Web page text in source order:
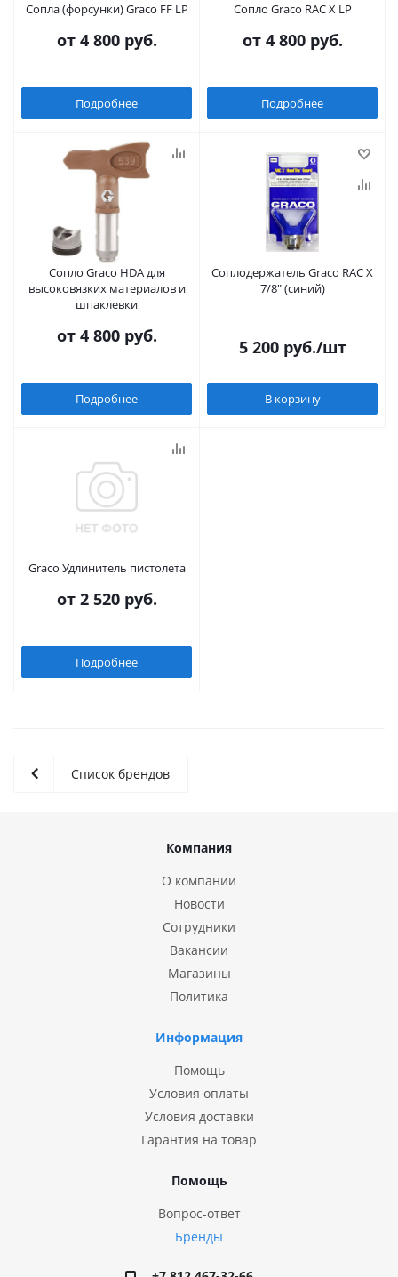
Сопла (форсунки) Graco FF LP
от 4 800 руб.
Подробнее
Сопло Graco RAC X LP
от 4 800 руб.
Подробнее
Сопло Graco HDA для
высоковязких материалов и
шпаклевки
от 4 800 руб.
Подробнее
Соплодержатель Graco RAC X
7/8" (синий)
5 200руб./шт
В корзину
Graco Удлинитель пистолета
от 2 520 руб.
Подробнее
Список брендов
Компания
О компании
Новости
Сотрудники
Вакансии
Магазины
Политика
Информация
Помощь
Условия оплаты
Условия доставки
Гарантия на товар
Помощь
Вопрос-ответ
Бренды